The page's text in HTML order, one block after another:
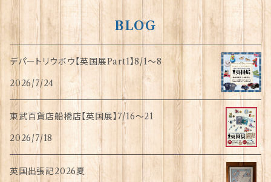
BLOG
デパートリウボウ【英国展Part1】8/1〜8
2026/7/24
東武百貨店船橋店【英国展】7/16～21
2026/7/18
英国出張記2026夏